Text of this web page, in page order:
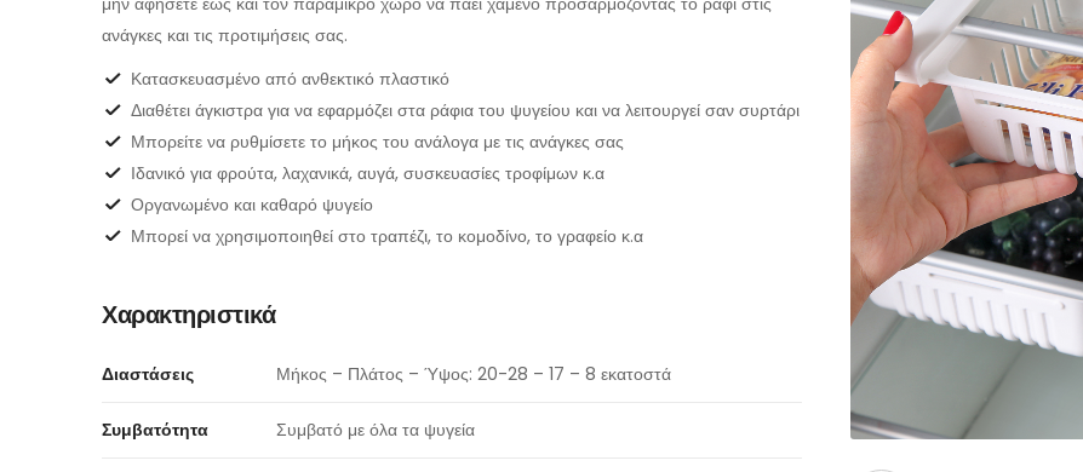
ανάγκες και τις προτιμήσεις σας.
Κατασκευασμένο από ανθεκτικό πλαστικό
Διαθέτει άγκιστρα για να εφαρμόζει στα ράφια του ψυγείου και να λειτουργεί σαν συρτάρι
Μπορείτε να ρυθμίσετε το μήκος του ανάλογα με τις ανάγκες σας
Ιδανικό για φρούτα, λαχανικά, αυγά, συσκευασίες τροφίμων κ.α
Οργανωμένο και καθαρό ψυγείο
Μπορεί να χρησιμοποιηθεί στο τραπέζι, το κομοδίνο, το γραφείο κ.α
Χαρακτηριστικά
Διαστάσεις Μήκος – Πλάτος – Ύψος: 20-28 – 17 – 8 εκατοστά
Συμβατότητα Συμβατό με όλα τα ψυγεία